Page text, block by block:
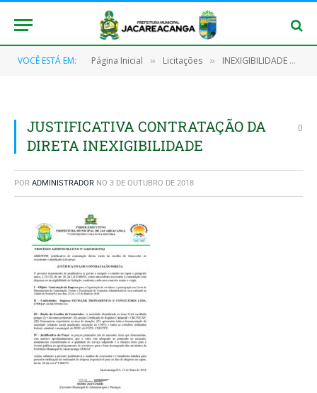
VOCÊ ESTÁ EM: Página Inicial » Licitações » INEXIGIBILIDADE Nº 024/2018 – PMJ
JUSTIFICATIVA CONTRATAÇÃO DA
DIRETA INEXIGIBILIDADE
0
POR ADMINISTRADOR NO 3 DE OUTUBRO DE 2018